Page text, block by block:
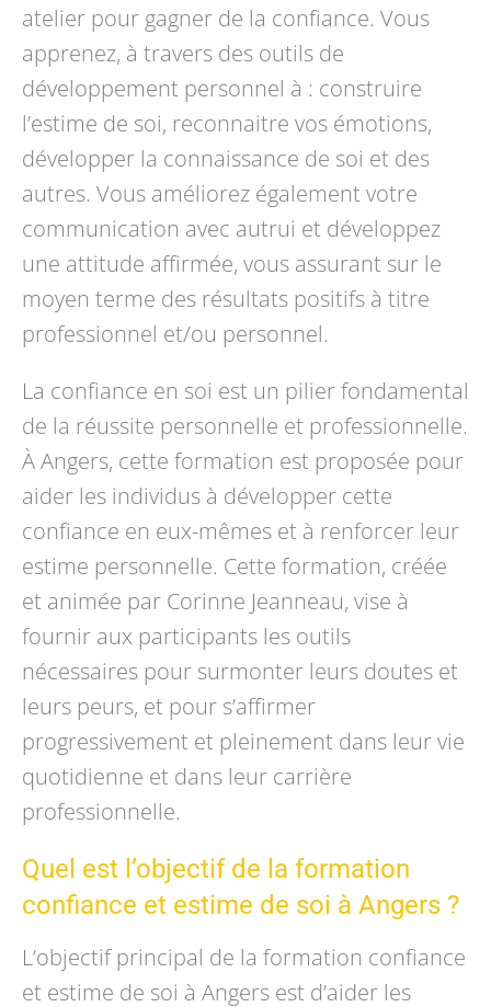
atelier pour gagner de la confiance. Vous
apprenez, à travers des outils de
développement personnel à : construire
l’estime de soi, reconnaitre vos émotions,
développer la connaissance de soi et des
autres. Vous améliorez également votre
communication avec autrui et développez
une attitude affirmée, vous assurant sur le
moyen terme des résultats positifs à titre
professionnel et/ou personnel.
La confiance en soi est un pilier fondamental
de la réussite personnelle et professionnelle.
À Angers, cette formation est proposée pour
aider les individus à développer cette
confiance en eux-mêmes et à renforcer leur
estime personnelle. Cette formation, créée
et animée par Corinne Jeanneau, vise à
fournir aux participants les outils
nécessaires pour surmonter leurs doutes et
leurs peurs, et pour s’affirmer
progressivement et pleinement dans leur vie
quotidienne et dans leur carrière
professionnelle.
Quel est l’objectif de la formation
confiance et estime de soi à Angers ?
L’objectif principal de la formation confiance
et estime de soi à Angers est d’aider les